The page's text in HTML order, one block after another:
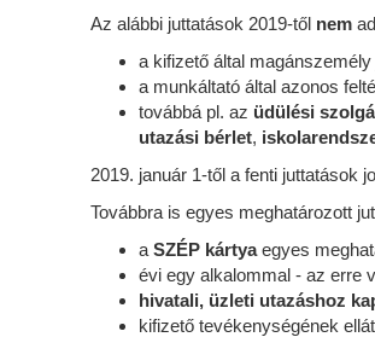
Az alábbi juttatások 2019-től nem
a kifizető által
a munkáltató által azonos
továbbá pl. az üdülési
utazási bérlet,
2019. január 1-től a fenti juttatások
Továbbra is egyes meghatározott
a SZÉP kártyaegyes
évi egy alkalommal - az erre
hivatali, üzleti utazáshoz
kifizető tevékenységének